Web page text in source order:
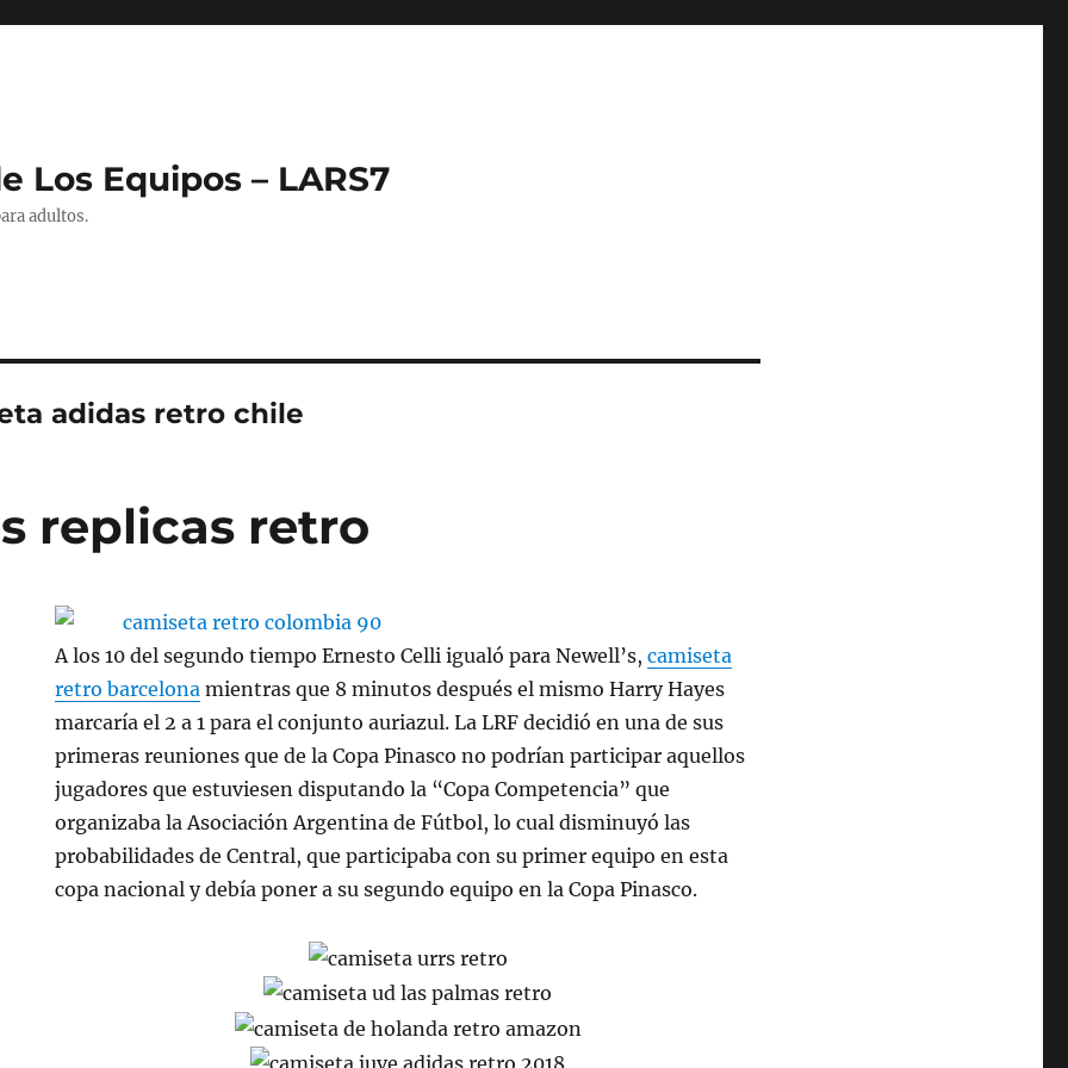
Los Equipos – LARS7
adultos.
adidas retro chile
replicas retro
A los 10 del segundo tiempo Ernesto Celli igualó para Newell’s,camiseta
retro barcelona mientras que 8 minutos después el mismo Harry Hayes
marcaría el 2 a 1 para el conjunto auriazul. La LRF decidió en una de sus
primeras reuniones que de la Copa Pinasco no podrían participar aquellos
jugadores que estuviesen disputando la “Copa Competencia” que
organizaba la Asociación Argentina de Fútbol, lo cual disminuyó las
probabilidades de Central, que participaba con su primer equipo en esta
copa nacional y debía poner a su segundo equipo en la Copa Pinasco.